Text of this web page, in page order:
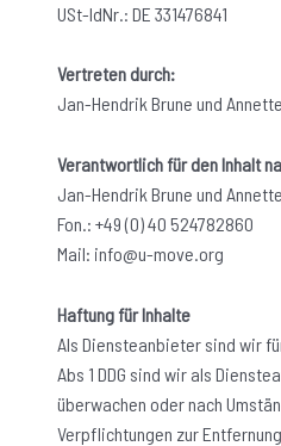
USt-IdNr.: DE 331476841
Vertreten durch:
Jan-Hendrik Brune und
Verantwortlich für den Inhalt
Jan-Hendrik Brune und
Fon.: +49 (0) 40 524782860
Mail: info@u-move.org
Haftung für Inhalte
Als Diensteanbieter sind wir
Abs 1 DDG sind wir als
überwachen oder nach
Verpflichtungen zur